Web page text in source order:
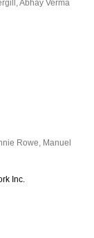
,Abhay Verma
Rowe, Manuel
Inc.